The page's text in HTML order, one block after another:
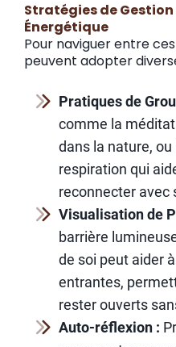
Stratégies de
Énergétique
Pour naviguer entre
peuvent adopter
Pratiques de
comme la
dans la nature,
respiration qui
reconnecter avec
Visualisation de
barrière
de soi peut aider
entrantes,
rester ouverts
Auto-réflexion :